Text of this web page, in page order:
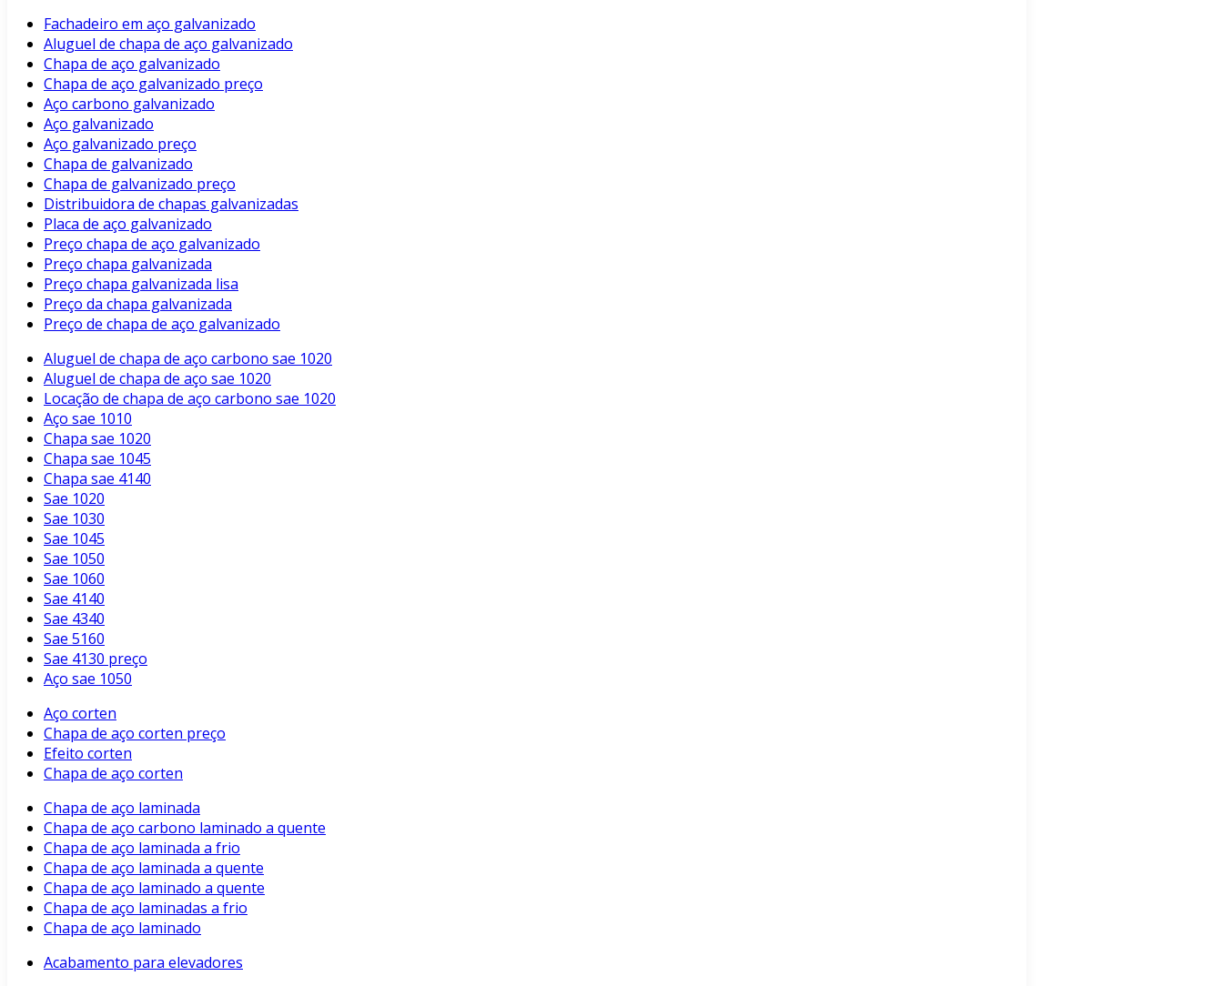
Fachadeiro em aço galvanizado
Aluguel de chapa de aço galvanizado
Chapa de aço galvanizado
Chapa de aço galvanizado preço
Aço carbono galvanizado
Aço galvanizado
Aço galvanizado preço
Chapa de galvanizado
Chapa de galvanizado preço
Distribuidora de chapas galvanizadas
Placa de aço galvanizado
Preço chapa de aço galvanizado
Preço chapa galvanizada
Preço chapa galvanizada lisa
Preço da chapa galvanizada
Preço de chapa de aço galvanizado
Aluguel de chapa de aço carbono sae 1020
Aluguel de chapa de aço sae 1020
Locação de chapa de aço carbono sae 1020
Aço sae 1010
Chapa sae 1020
Chapa sae 1045
Chapa sae 4140
Sae 1020
Sae 1030
Sae 1045
Sae 1050
Sae 1060
Sae 4140
Sae 4340
Sae 5160
Sae 4130 preço
Aço sae 1050
Aço corten
Chapa de aço corten preço
Efeito corten
Chapa de aço corten
Chapa de aço laminada
Chapa de aço carbono laminado a quente
Chapa de aço laminada a frio
Chapa de aço laminada a quente
Chapa de aço laminado a quente
Chapa de aço laminadas a frio
Chapa de aço laminado
Acabamento para elevadores